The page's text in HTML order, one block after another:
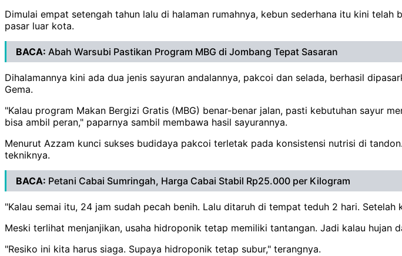
Dimulai empat setengah tahun lalu di halaman rumahnya, kebun sederhana itu kini
pasar luar kota.
BACA: Abah Warsubi Pastikan Program MBG di Jombang Tepat Sasaran
Dihalamannya kini ada dua jenis sayuran andalannya, pakcoi dan selada, berhasil
Gema.
"Kalau program Makan Bergizi Gratis (MBG) benar-benar jalan, pasti kebutuhan sayur
bisa ambil peran," paparnya sambil membawa hasil sayurannya.
Menurut Azzam kunci sukses budidaya pakcoi terletak pada konsistensi nutrisi di
tekniknya.
BACA: Petani Cabai Sumringah, Harga Cabai Stabil Rp25.000 per Kilogram
"Kalau semai itu, 24 jam sudah pecah benih. Lalu ditaruh di tempat teduh 2 hari.
Meski terlihat menjanjikan, usaha hidroponik tetap memiliki tantangan. Jadi kalau hujan
"Resiko ini kita harus siaga. Supaya hidroponik tetap subur," terangnya.